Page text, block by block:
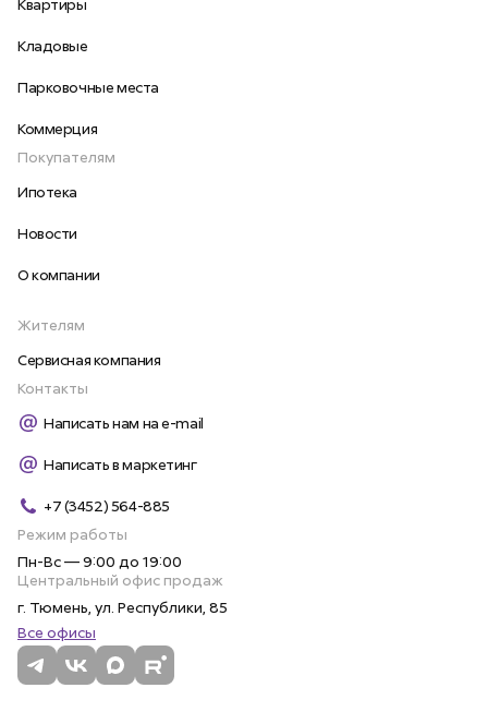
Квартиры
Кладовые
Парковочные места
Коммерция
Покупателям
Ипотека
Новости
О компании
Жителям
Сервисная компания
Контакты
Написать нам на e-mail
Написать в маркетинг
+7 (3452) 564-885
Режим работы
Пн-Вс — 9:00 до 19:00
Центральный офис продаж
г. Тюмень, ул. Республики, 85
Все офисы